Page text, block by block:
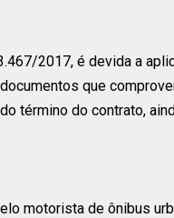
2017, é devida a
que
término do contrato,
motorista de ônibus